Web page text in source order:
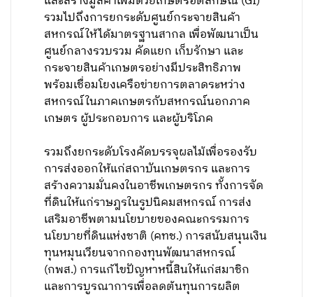
รวมไปถึงการยกระดับศูนย์กระจายสินค้า
สหกรณ์ให้ได้มาตรฐานสากล เพื่อพัฒนาเป็น
ศูนย์กลางรวบรวม คัดแยก เก็บรักษา และ
กระจายสินค้าเกษตรอย่างมีประสิทธิภาพ
พร้อมเชื่อมโยงเครือข่ายการตลาดระหว่าง
สหกรณ์ในภาคเกษตรกับสหกรณ์นอกภาค
เกษตร ผู้ประกอบการ และผู้บริโภค
รวมถึงยกระดับโรงคัดบรรจุผลไม้เพื่อรองรับ
การส่งออกให้แก่สถาบันเกษตรกร และการ
สร้างความมั่นคงในอาชีพเกษตรกร ทั้งการจัด
ที่ดินให้แก่ราษฎรในรูปนิคมสหกรณ์ การส่ง
เสริมอาชีพตามนโยบายของคณะกรรมการ
นโยบายที่ดินแห่งชาติ (คทช.) การสนับสนุนเงิน
ทุนหมุนเวียนจากกองทุนพัฒนาสหกรณ์
(กพส.) การแก้ไขปัญหาหนี้สินให้แก่สมาชิก
และการบูรณาการเพื่อลดต้นทุนการผลิต